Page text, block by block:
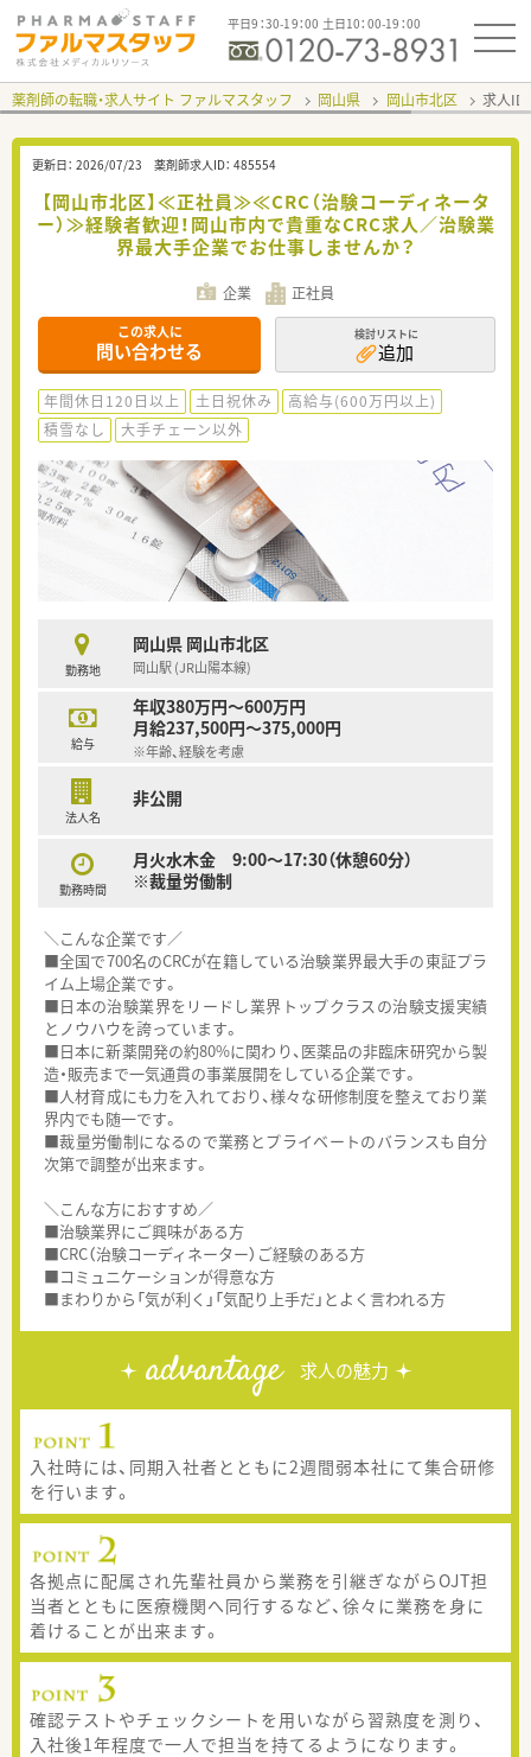
平日9：30-19：00 土日10：00-19：00
薬剤師の転職・求人サイト ファルマスタッフ 岡山県 岡山市北区 求人ID
更新日： 2026/07/23 薬剤師求人ID： 485554
【岡山市北区】≪正社員≫≪CRC（治験コーディネータ
ー）≫経験者歓迎！岡山市内で貴重なCRC求人／治験業
界最大手企業でお仕事しませんか？
企業 正社員
この求人に
問い合わせる
検討リストに
追加
年間休日120日以上 土日祝休み
高給与(600万円以上)
積雪なし
大手チェーン以外
勤務地
岡山県 岡山市北区
岡山駅 (JR山陽本線)
給与
年収380万円～600万円
月給237,500円～375,000円
※年齢、経験を考慮
法人名
非公開
勤務時間
月火水木金 9:00～17:30（休憩60分）
※裁量労働制
＼こんな企業です／
■全国で700名のCRCが在籍している治験業界最大手の東証プラ
イム上場企業です。
■日本の治験業界をリードし業界トップクラスの治験支援実績
とノウハウを誇っています。
■日本に新薬開発の約80%に関わり、医薬品の非臨床研究から製
造・販売まで一気通貫の事業展開をしている企業です。
■人材育成にも力を入れており、様々な研修制度を整えており業
界内でも随一です。
■裁量労働制になるので業務とプライベートのバランスも自分
次第で調整が出来ます。
＼こんな方におすすめ／
■治験業界にご興味がある方
■CRC（治験コーディネーター）ご経験のある方
■コミュニケーションが得意な方
■まわりから「気が利く」「気配り上手だ」とよく言われる方
advantage 求人の魅力
入社時には、同期入社者とともに2週間弱本社にて集合研修
を行います。
各拠点に配属され先輩社員から業務を引継ぎながらOJT担
当者とともに医療機関へ同行するなど、徐々に業務を身に
着けることが出来ます。
確認テストやチェックシートを用いながら習熟度を測り、
入社後1年程度で一人で担当を持てるようになります。